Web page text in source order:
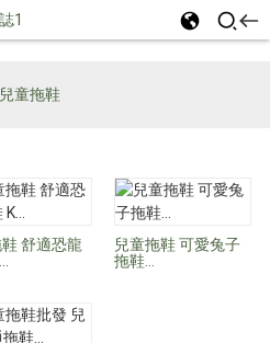
兒童拖鞋
舒適恐龍
兒童拖鞋 可愛兔子
拖鞋...